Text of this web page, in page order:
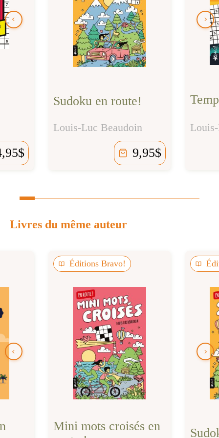
Sudoku en route!
Louis-Luc Beaudoin
9,95$
$
Livres du même auteur
Éditions Bravo!
Mini mots croisés en